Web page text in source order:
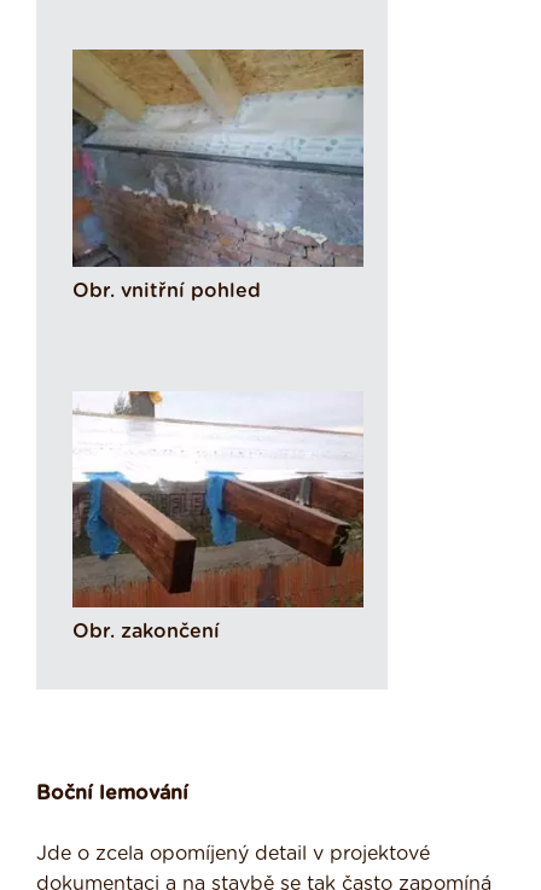
Obr. vnitřní pohled
Obr. zakončení
Boční lemování
Jde o zcela opomíjený detail v projektové
dokumentaci a na stavbě se tak často zapomíná